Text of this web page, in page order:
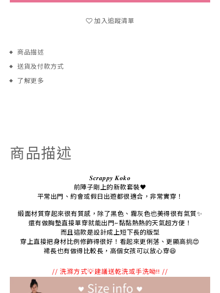
加入追蹤清單
商品描述
送貨及付款方式
了解更多
商品描述
𝑺𝒄𝒓𝒂𝒑𝒑𝒚 𝑲𝒐𝒌𝒐
前陣子剛上的新款套裝🖤
平常出門、約會或假日出遊都很適合，非常實穿！
緞面材質穿起來很有質感，除了黑色、霧灰色也美得很有氣質✨
還有做胸墊直接單穿就能出門~黏黏熱熱的天氣超方便！
而且這款是設計成上短下長的版型
穿上直接把身材比例修飾得很好！看起來更俐落、更顯高挑😍
裙長也有做得比較長，高個女孩可以放心穿😆
// 洗滌方式💡建議送乾洗或手洗呦!! //